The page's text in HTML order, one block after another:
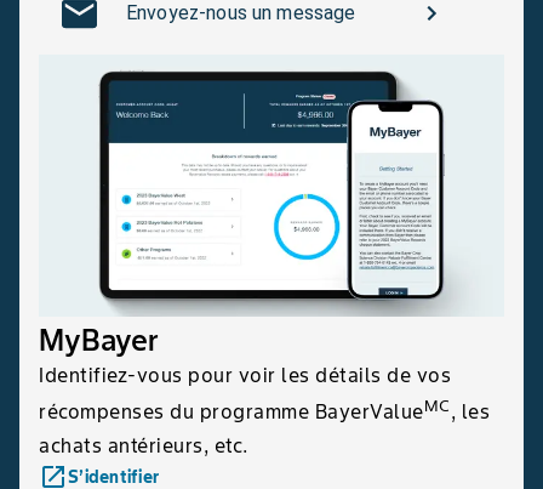
Envoyez-nous un message
MyBayer
Identifiez-vous pour voir les détails de vos
récompenses du programme BayerValueMC, les
achats antérieurs, etc.
launchS’identifier